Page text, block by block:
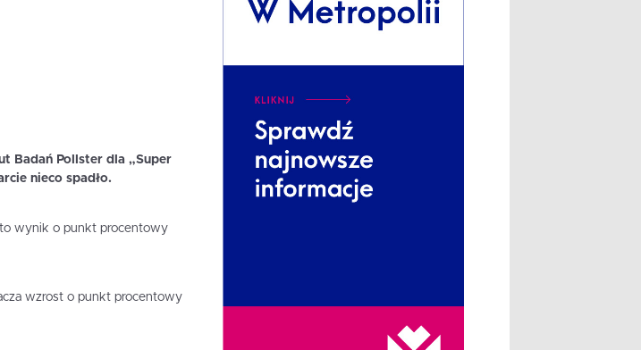
Badań Pollster dla „Super
nieco spadło.
to wynik o punkt procentowy
wzrost o punkt procentowy